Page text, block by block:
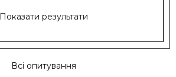
Показати результати
Всі опитування